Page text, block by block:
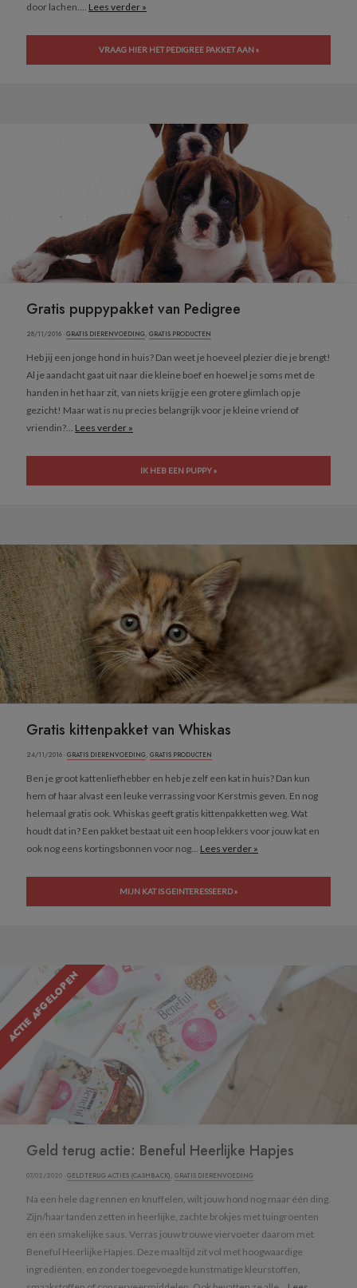
door lachen.... Lees verder »
VRAAG HIER HET PEDIGREE PAKKET AAN »
Gratis puppypakket van Pedigree
28/11/2016 ·GRATIS DIERENVOEDING, GRATIS PRODUCTEN
Heb jij een jonge hond in huis? Dan weet je hoeveel plezier die je brengt!
Al je aandacht gaat uit naar die kleine boef en hoewel je soms met de
handen in het haar zit, van niets krijg je een grotere glimlach op je
gezicht! Maar wat is nu precies belangrijk voor je kleine vriend of
vriendin?... Lees verder »
IK HEB EEN PUPPY »
Gratis kittenpakket van Whiskas
24/11/2016 ·GRATIS DIERENVOEDING, GRATIS PRODUCTEN
Ben je groot kattenliefhebber en heb je zelf een kat in huis? Dan kun
hem of haar alvast een leuke verrassing voor Kerstmis geven. En nog
helemaal gratis ook. Whiskas geeft gratis kittenpakketten weg. Wat
houdt dat in? Een pakket bestaat uit een hoop lekkers voor jouw kat en
ook nog eens kortingsbonnen voor nog... Lees verder »
MIJN KAT IS GEINTERESSEERD »
ACTIE AFGELOPEN
Geld terug actie: Beneful Heerlijke Hapjes
07/02/2020 · GELD TERUG ACTIES (CASHBACK), GRATIS DIERENVOEDING
Na een hele dag rennen en knuffelen, wilt jouw hond nog maar één ding.
Zijn/haar tanden zetten in heerlijke, zachte brokjes met tuingroenten
en een smakelijke saus. Verras jouw trouwe viervoeter daarom met
Beneful Heerlijke Hapjes. Deze maaltijd zit vol met hoogwaardige
ingrediënten, en zonder toegevoegde kunstmatige kleurstoffen,